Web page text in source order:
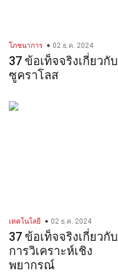
โภชนาการ 02 ธ.ค. 2024
37 ข้อเท็จจริงเกี่ยวกับ
ซูคราโลส
เทคโนโลยี 02 ธ.ค. 2024
37 ข้อเท็จจริงเกี่ยวกับ
การวิเคราะห์เชิง
พยากรณ์